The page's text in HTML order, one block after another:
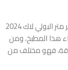
على الرغم من جمال هذه المطابخ ومتانتها إلا أن سعر متر البولي لاك 2024
هذا المطبخ، ومن
فهو مختلف من